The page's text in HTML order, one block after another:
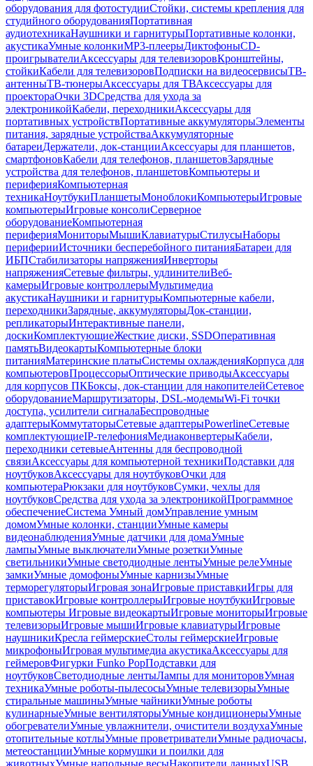
оборудования для фотостудииСтойки, системы крепления для
студийного оборудованияПортативная
аудиотехникаНаушники и гарнитурыПортативные колонки,
акустикаУмные колонкиMP3-плеерыДиктофоныCD-
проигрывателиАксессуары для телевизоровКронштейны,
стойкиКабели для телевизоровПодписки на видеосервисыТВ-
антенныТВ-тюнерыАксессуары для ТВАксессуары для
проектораОчки 3DСредства для ухода за
электроникойКабели, переходникиАксессуары для
портативных устройствПортативные аккумуляторыЭлементы
питания, зарядные устройстваАккумуляторные
батареиДержатели, док-станцииАксессуары для планшетов,
смартфоновКабели для телефонов, планшетовЗарядные
устройства для телефонов, планшетовКомпьютеры и
периферияКомпьютерная
техникаНоутбукиПланшетыМоноблокиКомпьютерыИгровые
компьютерыИгровые консолиСерверное
оборудованиеКомпьютерная
периферияМониторыМышиКлавиатурыСтилусыНаборы
периферииИсточники бесперебойного питанияБатареи для
ИБПСтабилизаторы напряженияИнверторы
напряженияСетевые фильтры, удлинителиВеб-
камерыИгровые контроллерыМультимедиа
акустикаНаушники и гарнитурыКомпьютерные кабели,
переходникиЗарядные, аккумуляторыДок-станции,
репликаторыИнтерактивные панели,
доскиКомплектующиеЖесткие диски, SSDОперативная
памятьВидеокартыКомпьютерные блоки
питанияМатеринские платыСистемы охлажденияКорпуса для
компьютеровПроцессорыОптические приводыАксессуары
для корпусов ПКБоксы, док-станции для накопителейСетевое
оборудованиеМаршрутизаторы, DSL-модемыWi-Fi точки
доступа, усилители сигналаБеспроводные
адаптерыКоммутаторыСетевые адаптерыPowerlineСетевые
комплектующиеIP-телефонияМедиаконвертерыКабели,
переходники сетевыеАнтенны для беспроводной
связиАксессуары для компьютерной техникиПодставки для
ноутбуковАксессуары для ноутбуковОчки для
компьютераРюкзаки для ноутбуковСумки, чехлы для
ноутбуковСредства для ухода за электроникойПрограммное
обеспечениеСистема Умный домУправление умным
домомУмные колонки, станцииУмные камеры
видеонаблюденияУмные датчики для домаУмные
лампыУмные выключателиУмные розеткиУмные
светильникиУмные светодиодные лентыУмные релеУмные
замкиУмные домофоныУмные карнизыУмные
терморегуляторыИгровая зонаИгровые приставкиИгры для
приставокИгровые контроллерыИгровые ноутбукиИгровые
компьютеры Игровые видеокартыИгровые мониторыИгровые
телевизорыИгровые мышиИгровые клавиатурыИгровые
наушникиКресла геймерскиеСтолы геймерскиеИгровые
микрофоныИгровая мультимедиа акустикаАксессуары для
геймеровФигурки Funko PopПодставки для
ноутбуковСветодиодные лентыЛампы для мониторовУмная
техникаУмные роботы-пылесосыУмные телевизорыУмные
стиральные машиныУмные чайникиУмные роботы
кулинарныеУмные вентиляторыУмные кондиционерыУмные
обогревателиУмные увлажнители, очистители воздухаУмные
отопительные котлыУмные проветривателиУмные радиочасы,
метеостанцииУмные кормушки и поилки для
животныхУмные напольные весыНакопители данныхUSB